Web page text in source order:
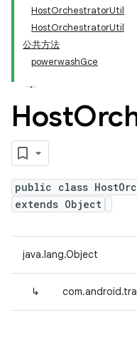
HostOrchestratorUtil
HostOrchestratorUtil
公共方法
powerwashGce
Host
public class
extends Object
java.lang.Object
↳